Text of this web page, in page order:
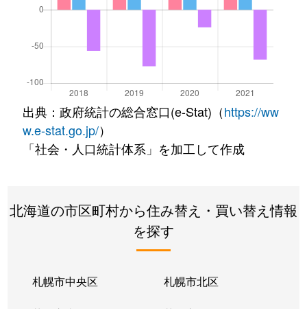
出典：政府統計の総合窓口(e-Stat)（https://ww
w.e-stat.go.jp/）
「社会・人口統計体系」を加工して作成
北海道の市区町村から住み替え・買い替え情報
を探す
札幌市中央区 札幌市北区